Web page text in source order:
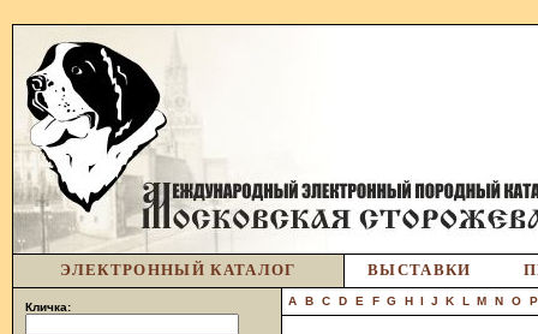
ЭЛЕКТРОННЫЙ КАТАЛОГ ВЫСТАВКИ
Кличка: A B C D E F G H I J K L M N O P